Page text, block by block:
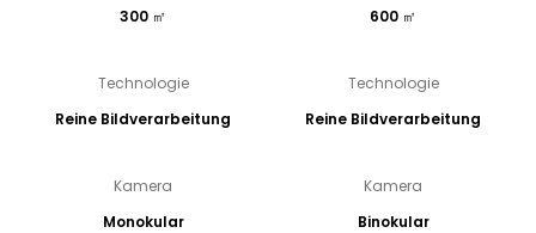
300 ㎡
Technologie
Reine Bildverarbeitung
Kamera
Monokular
600 ㎡
Technologie
Reine Bildverarbeitung
Kamera
Binokular